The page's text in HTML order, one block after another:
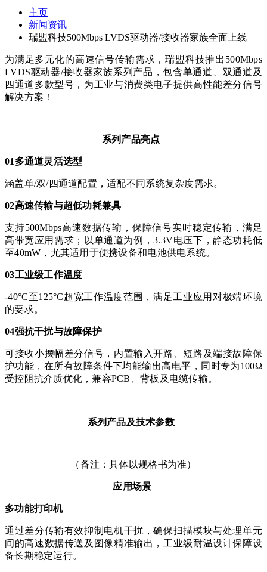
主页
新闻资讯
瑞盟科技500Mbps LVDS驱动器/接收器家族全面上线
为满足多元化的高速信号传输需求，瑞盟科技推出 500Mbps
LVDS驱动器/接收器家族系列产品，包含单通道、双通道及
四通道多款型号，为工业与消费类电子提供高性能差分信号
解决方案！
系列产品亮点
01多通道灵活选型
涵盖单/双/四通道配置，适配不同系统复杂度需求。
02高速传输与超低功耗兼具
支持500Mbps高速数据传输，保障信号实时稳定传输，满足
高带宽应用需求；以单通道为例，3.3V电压下，静态功耗低
至40mW，尤其适用于便携设备和电池供电系统。
03工业级工作温度
-40°C至125°C超宽工作温度范围，满足工业应用对极端环境
的要求。
04强抗干扰与故障保护
可接收小摆幅差分信号，内置输入开路、短路及端接故障保
护功能，在所有故障条件下均能输出高电平，同时专为100Ω
受控阻抗介质优化，兼容PCB、背板及电缆传输。
系列产品及技术参数
（备注：具体以规格书为准）
应用场景
多功能打印机
通过差分传输有效抑制电机干扰，确保扫描模块与处理单元
间的高速数据传送及图像精准输出，工业级耐温设计保障设
备长期稳定运行。